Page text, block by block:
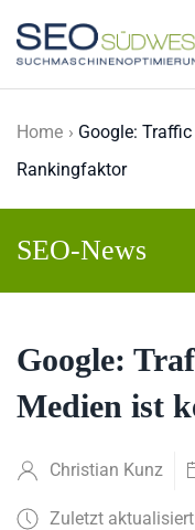
Skip to main
Home
Google:
Rankingfaktor
SEO-News
Google:
Medien ist
Christian Kunz
Zuletzt